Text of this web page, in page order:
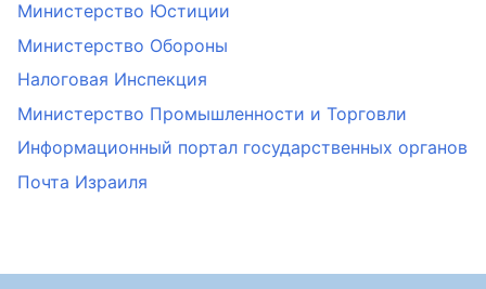
Министерство Юстиции
Министерство Обороны
Налоговая Инспекция
Министерство Промышленности и Торговли
Информационный портал государственных органов
Почта Израиля